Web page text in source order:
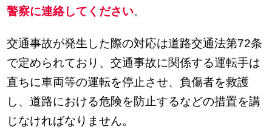
警察に連絡してください。
交通事故が発生した際の対応は道路交通法第72条
で定められており、交通事故に関係する運転手は
直ちに車両等の運転を停止させ、負傷者を救護
し、道路における危険を防止するなどの措置を講
じなければなりません。